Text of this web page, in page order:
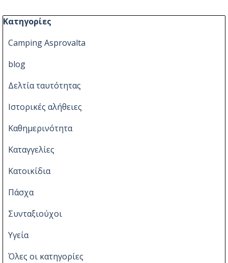
Παράλειψη μπλόκ Κατηγορίες
Κατηγορίες
Camping Asprovalta
blog
Δελτία ταυτότητας
Ιστορικές αλήθειες
Καθημερινότητα
Καταγγελίες
Κατοικίδια
Πάσχα
Συνταξιούχοι
Υγεία
Όλες οι κατηγορίες